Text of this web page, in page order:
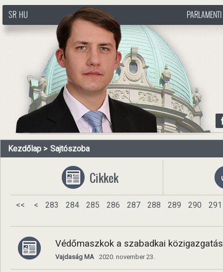
http://www.pasztorbalint.rs/hu
SR HU
Kezdőlap Sajtószoba
Cikkek
<< < 283 284 285 286 287 288 289 290 291
Védőmaszkok a szabadkai
Vajdaság MA 2020. november 23.